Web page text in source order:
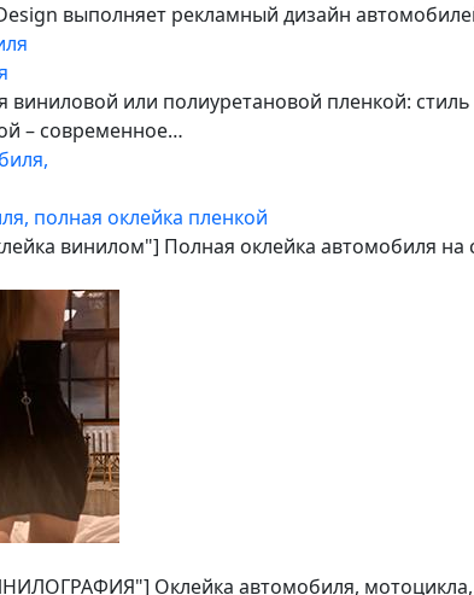
выполняет рекламный дизайн
виниловой или полиуретановой пленкой:
– современное…
полная оклейка пленкой
винилом"] Полная оклейка автомобиля
Оклейка автомобиля,